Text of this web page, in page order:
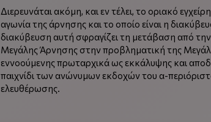
Διερευνάται ακόμη, και εν τέλει, το οριακό
αγωνία της άρνησης και το οποίο είναι η
διακύβευση αυτή σφραγίζει τη μετάβαση από
Μεγάλης Άρνησης στην προβληματική της
εννοούμενης πρωταρχικά ως εκκάλυψης και
παιχνίδι των ανώνυμων εκδοχών του α-
ελευθέρωσης.